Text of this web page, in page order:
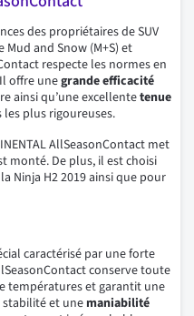
des propriétaires de SUV
and Snow (M+S) et
respecte les normes en
offre unegrande efficacité
ainsi qu’une excellentetenue
plus rigoureuses.
AllSeasonContact met
monté. De plus, il est choisi
Ninja H2 2019 ainsi que pour
caractérisé par une forte
conserve toute
températures et garantit une
stabilité et une maniabilité